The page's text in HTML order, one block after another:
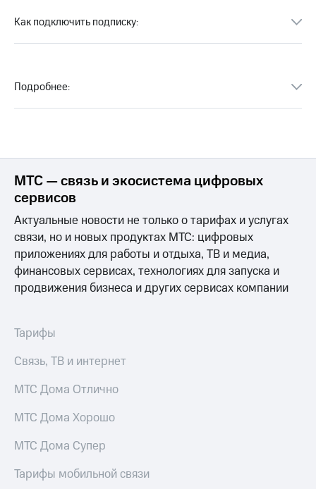
Для дома
и подключите
тарифом
Услуги
Акции
Домашний
интернет
телефон
Перейти
со своим
Личный
спутникового
приложение
МТС
для дома
мес
МТС
Premium
Подписка
и многое
другое
Семейная
на тарифы,
подписки
Как подключить подписку:
Подробнее:
МТС — связь и экосистема цифровых
сервисов
Актуальные новости не только о тарифах и услугах
связи, но и новых продуктах МТС: цифровых
приложениях для работы и отдыха, ТВ и медиа,
финансовых сервисах, технологиях для запуска и
продвижения бизнеса и других сервисах компании
Тарифы
Связь, ТВ и интернет
МТС Дома Отлично
МТС Дома Хорошо
МТС Дома Супер
Тарифы мобильной связи